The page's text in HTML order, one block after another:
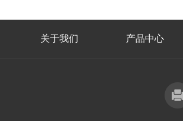
关于我们 产品中心